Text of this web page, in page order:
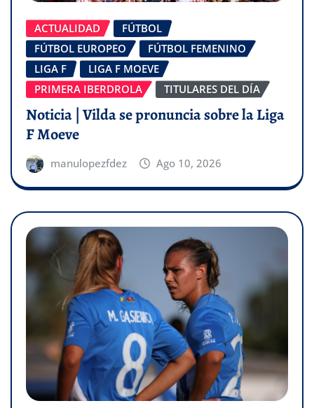
ACTUALIDAD
FÚTBOL
FÚTBOL EUROPEO
FÚTBOL FEMENINO
LIGA F
LIGA F MOEVE
PRIMERA IBERDROLA
TITULARES DEL DÍA
Noticia | Vilda se pronuncia sobre la Liga
F Moeve
manulopezfdez Ago 10, 2026